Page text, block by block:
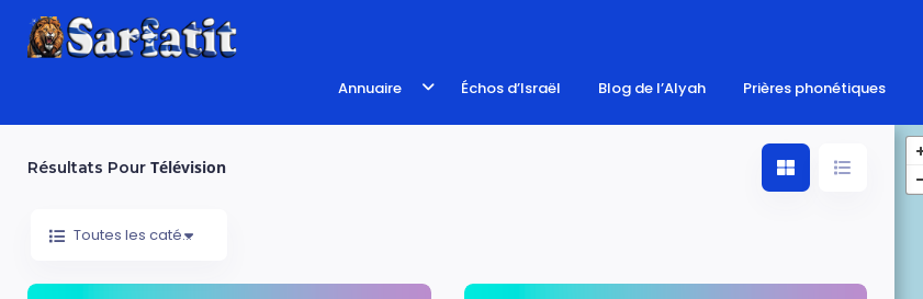
Annuaire Échos d’Israël Blog de l’Alyah Prières phonétiques
Résultats Pour Télévision
Toutes les catégories